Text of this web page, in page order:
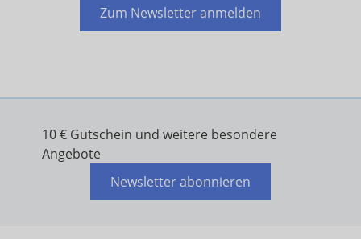
Zum Newsletter anmelden
10 € Gutschein und weitere besondere
Angebote
Newsletter abonnieren